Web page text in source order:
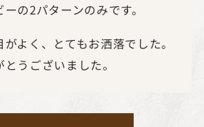
ーの2パターンのみです。
よく、とてもお洒落でした。
うございました。